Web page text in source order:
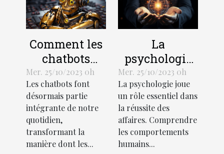
Comment les
chatbots
transforment-
ils
l'économie?
Mer. 25/10/2023 0h
Les chatbots font
désormais partie
intégrante de notre
quotidien,
transformant la
manière dont les...
La
psychologie
de l'efficacité
en affaires
Mer. 25/10/2023 0h
La psychologie joue
un rôle essentiel dans
la réussite des
affaires. Comprendre
les comportements
humains...